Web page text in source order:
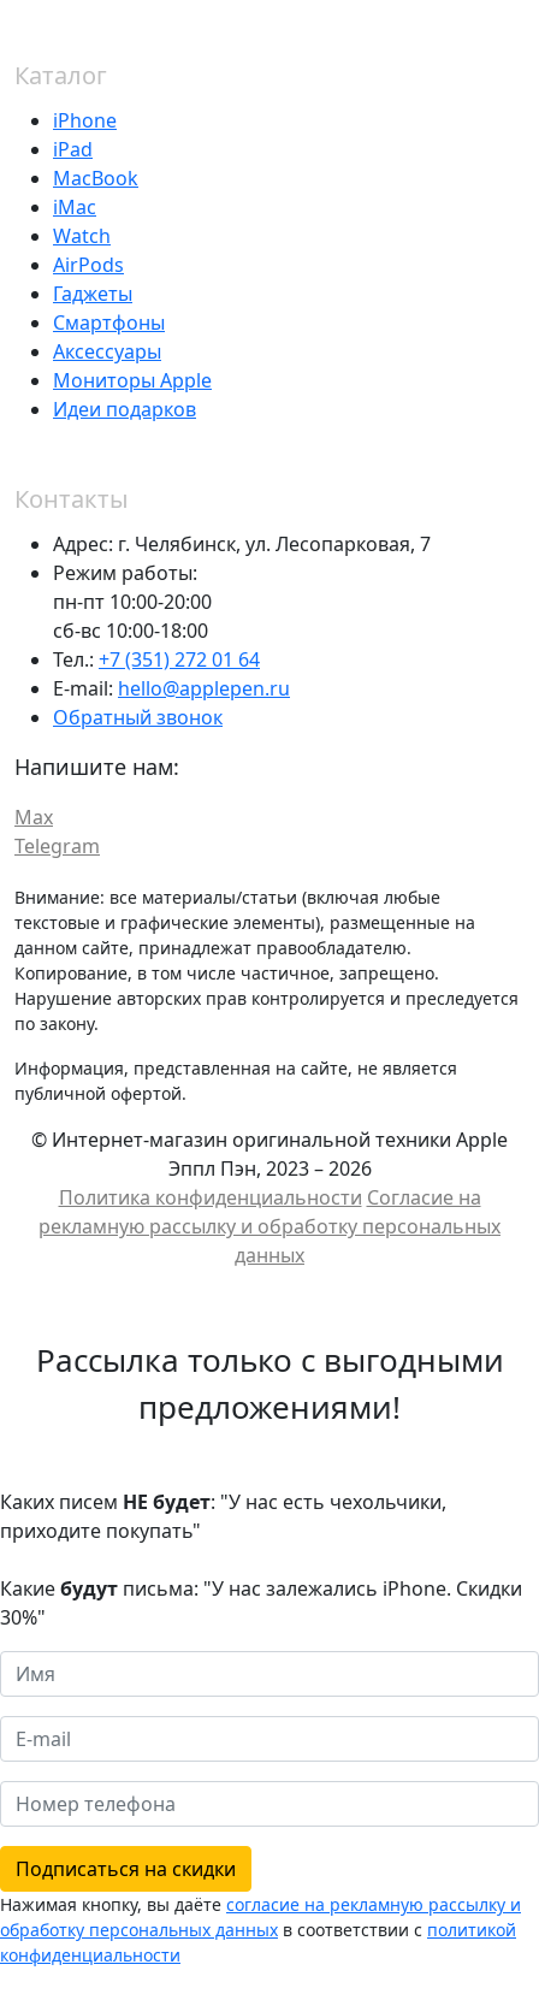
Каталог
iPhone
iPad
MacBook
iMac
Watch
AirPods
Гаджеты
Смартфоны
Аксессуары
Мониторы Apple
Идеи подарков
Контакты
Адрес: г. Челябинск, ул. Лесопарковая, 7
Режим работы:
пн-пт 10:00-20:00
сб-вс 10:00-18:00
Тел.: +7 (351) 272 01 64
E-mail: hello@applepen.ru
Обратный звонок
Напишите нам:
Max
Telegram
Внимание: все материалы/статьи (включая любые
текстовые и графические элементы), размещенные на
данном сайте, принадлежат правообладателю.
Копирование, в том числе частичное, запрещено.
Нарушение авторских прав контролируется и преследуется
по закону.
Информация, представленная на сайте, не является
публичной офертой.
© Интернет-магазин оригинальной техники Apple
Эппл Пэн, 2023 – 2026
Политика конфиденциальности Cогласие на
рекламную рассылку и обработку персональных
данных
Рассылка только с выгодными
предложениями!
Каких писем НЕ будет: "У нас есть чехольчики,
приходите покупать"
Какиебудут письма: "У нас залежались iPhone. Скидки
30%"
Подписаться на скидки
Нажимая кнопку, вы даёте согласие на рекламную рассылку и
обработку персональных данных в соответствии с политикой
конфиденциальности